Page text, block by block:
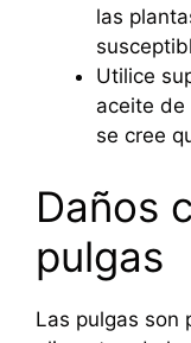
las
Utilice
aceite de
se cree
Daños
pulgas
Las pulgas son